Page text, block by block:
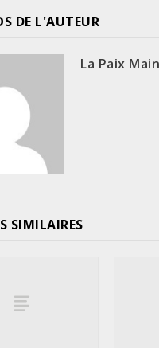
DE L'AUTEUR
La Paix
SIMILAIRES